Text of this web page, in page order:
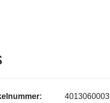
4013060003